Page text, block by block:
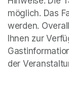
möglich. Das
werden.
Ihnen zur
der